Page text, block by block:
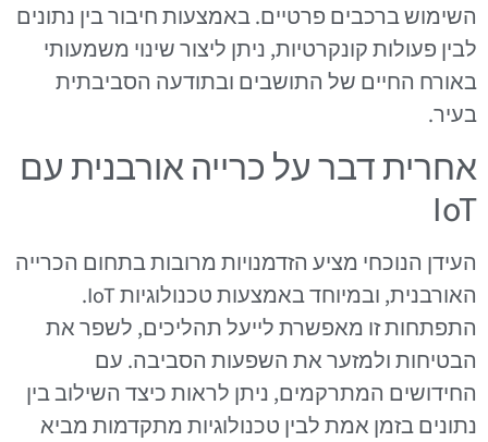
השימוש ברכבים פרטיים. באמצעות חיבור בין נתונים
לבין פעולות קונקרטיות, ניתן ליצור שינוי משמעותי
באורח החיים של התושבים ובתודעה הסביבתית
בעיר.
אחרית דבר על כרייה אורבנית עם
IoT
העידן הנוכחי מציע הזדמנויות מרובות בתחום הכרייה
האורבנית, ובמיוחד באמצעות טכנולוגיות IoT.
התפתחות זו מאפשרת לייעל תהליכים, לשפר את
הבטיחות ולמזער את השפעות הסביבה. עם
החידושים המתרקמים, ניתן לראות כיצד השילוב בין
נתונים בזמן אמת לבין טכנולוגיות מתקדמות מביא